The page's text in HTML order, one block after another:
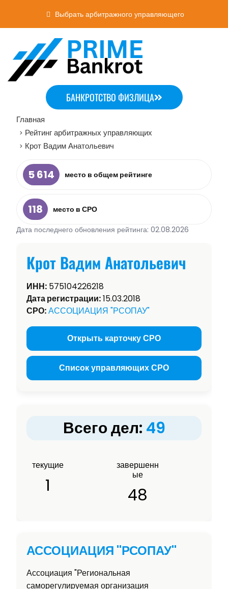
Выбрать арбитражного управляющего
БАНКРОТСТВО ФИЗЛИЦА
Главная
> Рейтинг арбитражных управляющих
> Крот Вадим Анатольевич
5 614 место в общем рейтинге
118
место в СРО
Дата последнего обновления рейтинга: 02.08.2026
Крот Вадим Анатольевич
ИНН: 575104226218
Дата регистрации:15.03.2018
СРО:АССОЦИАЦИЯ "РСОПАУ"
Открыть карточку СРО
Список управляющих СРО
Всего дел: 49
текущие
1
завершенн
ые
48
АССОЦИАЦИЯ "РСОПАУ"
Ассоциация "Региональная
саморегулируемая организация